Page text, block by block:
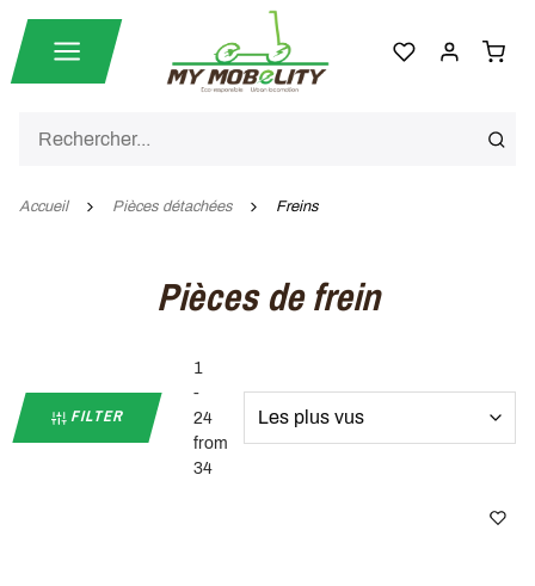
Accueil Pièces détachées Freins
Pièces de frein
FILTER
1
-
24
from
34